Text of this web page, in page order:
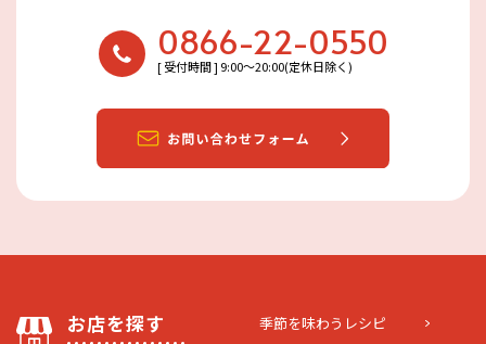
0866-22-0550
[ 受付時間 ] 9:00〜20:00(定休日除く)
お店を探す
季節を味わうレシピ